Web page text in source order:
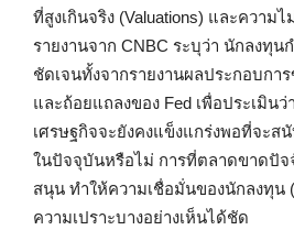
ที่สูงเกินจริง (Valuations) และความ
รายงานจาก CNBC ระบุว่า นักลงทุน
ชัดเจนทั้งจากรายงานผลประกอบก
และถ้อยแถลงของ Fed เพื่อประเมินว่
เศรษฐกิจจะยังคงแข็งแกร่งพอที่จะส
ในปัจจุบันหรือไม่ การที่ตลาดขาดปัจ
สนุน ทำให้ความเชื่อมั่นของนักลงทุน
ความเปราะบางอย่างเห็นได้ชัด